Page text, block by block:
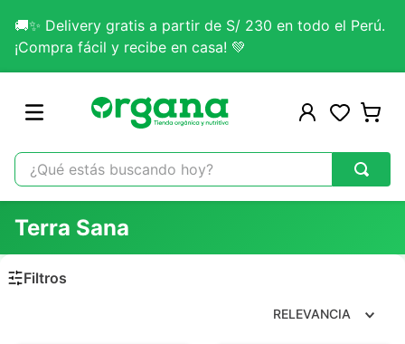
🚚✨ Delivery gratis a partir de S/ 230 en todo el Perú.
¡Compra fácil y recibe en casa! 💚
¿Qué estás buscando hoy?
1.
omega 3
2.
citrato magnesio
Terra Sana
RELEVANCIA